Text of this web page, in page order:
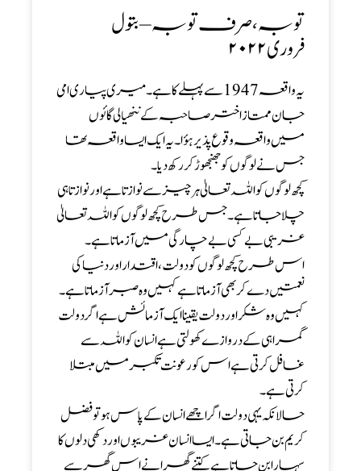
توبہ ، صرف توبہ – بتول
فروری ۲۰۲۲
یہ واقعہ 1947 سے پہلے کا ہے ۔میری پیاری امی
جان ممتاز اختر صاحبہ کے ننھیالی گائوں
میں واقعہ وقوع پذیر ہؤا ۔ یہ ایک ایسا واقعہ تھا
جس نے لوگوں کو جھنجھوڑ کر رکھ دیا ۔
کچھ لوگوں کو اللہ تعالیٰ ہر چیز سے نوازتا ہے اور نواز تا ہی
چلا جاتا ہے ۔ جس طرح کچھ لوگوں کو اللہ تعالیٰ
غریبی بے کسی بے چارگی میں آزماتا ہے ۔
اس طرح کچھ لوگوں کودولت ، اقتدار اور دنیا کی
نعمتیں دے کر بھی آزماتا ہے کہیں وہ صبر آزماتا ہے ۔
کہیں وہ شکر اور دولت یقیناایک آزمائش ہے اگر دولت
گمراہی کے دروازے کھولتی ہے انسان کواللہ سے
غافل کرتی ہے اس کورعونت تکبر میں مبتلا
کرتی ہے ۔
حالانکہ یہی دولت اگراچھے انسان کے پاس ہو تو فضل
کریم بن جاتی ہے ۔ ایسا انسان غریبوں اور دکھی دلوں کا
سہارا بن جاتا ہے کتنے گھرانے اس گھر سے